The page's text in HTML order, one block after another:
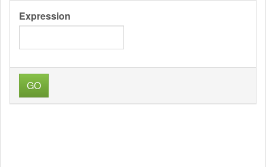
Expression
GO